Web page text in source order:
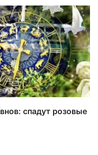
спадут розовые